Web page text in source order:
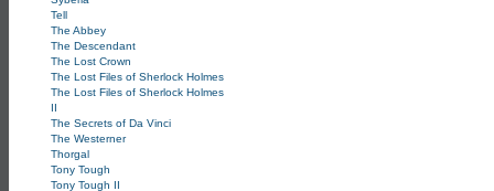
Tell
The Abbey
The Descendant
The Lost Crown
The Lost Files of Sherlock Holmes
The Lost Files of Sherlock Holmes
II
The Secrets of Da Vinci
The Westerner
Thorgal
Tony Tough
Tony Tough II